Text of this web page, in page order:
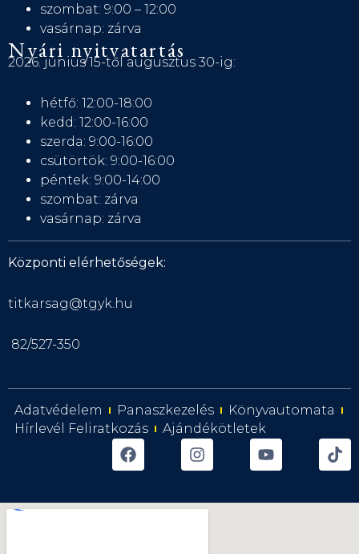
szombat: 9:00 – 12:00
vasárnap: zárva
Nyári nyitvatartás
2026. június 15-től augusztus 30-ig:
hétfő: 12:00-18:00
kedd: 12:00-16:00
szerda: 9:00-16:00
csütörtök: 9:00-16:00
péntek: 9:00-14:00
szombat: zárva
vasárnap: zárva
Központi elérhetőségek:
titkarsag@tgyk.hu
82/527-350
Adatvédelem Panaszkezelés
Könyvautomata
Hírlevél Feliratkozás
Ajándékötletek